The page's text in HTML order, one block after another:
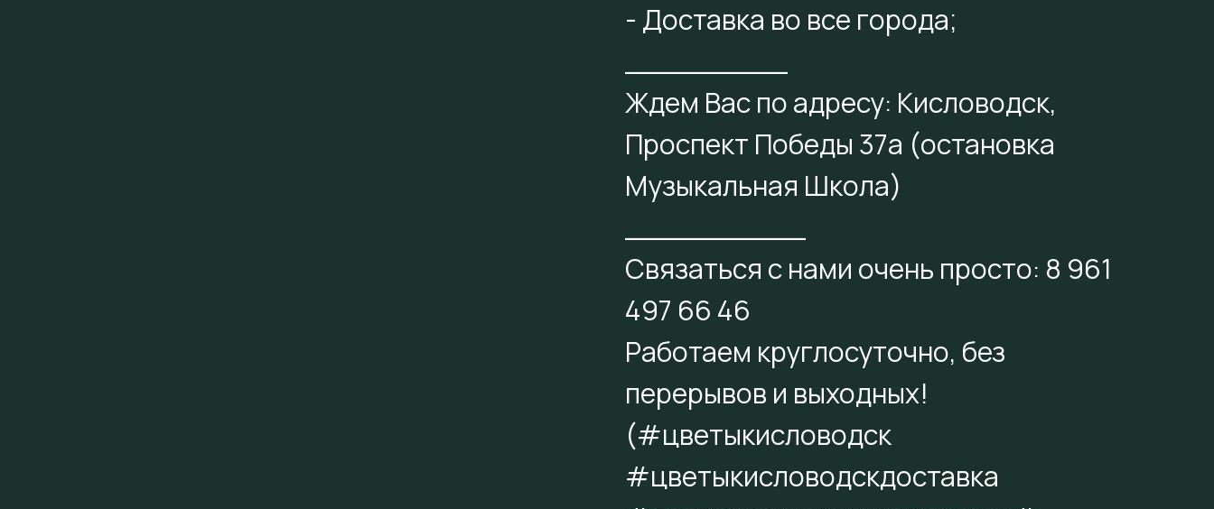
- Доставка во все города;
_________
Ждем Вас по адресу: Кисловодск,
Проспект Победы 37а (остановка
Музыкальная Школа)
__________
Связаться с нами очень просто: 8 961
497 66 46
Работаем круглосуточно, без
перерывов и выходных!
(#цветыкисловодск
#цветыкисловодскдоставка